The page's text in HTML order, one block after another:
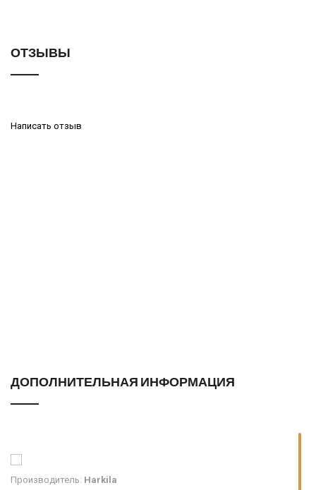
ОТЗЫВЫ
Написать отзыв
ДОПОЛНИТЕЛЬНАЯ ИНФОРМАЦИЯ
Производитель: Harkila